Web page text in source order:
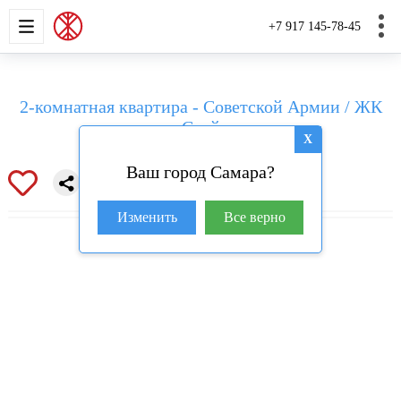
+7 917 145-78-45
НОВОСТРОЙКИ ДОМА И
X
Ваш город Самара?
Изменить Все верно
2-комнатная квартира - Советской Армии / ЖК
«Скай»